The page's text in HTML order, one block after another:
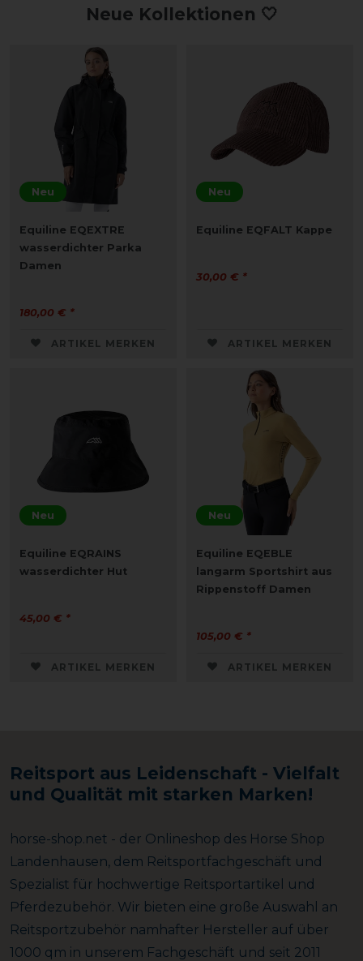
Neue Kollektionen 🤍
Neu
Equiline EQEXTRE
wasserdichter Parka
Damen
180,00 € *
ARTIKEL MERKEN
Neu
Equiline EQFALT Kappe
30,00 € *
ARTIKEL MERKEN
Neu
Equiline EQRAINS
wasserdichter Hut
45,00 € *
ARTIKEL MERKEN
Neu
Equiline EQEBLE
langarm Sportshirt aus
Rippenstoff Damen
105,00 € *
ARTIKEL MERKEN
Reitsport aus Leidenschaft - Vielfalt
und Qualität mit starken Marken!
horse-shop.net - der Onlineshop des Horse Shop
Landenhausen, dem Reitsportfachgeschäft und
Spezialist für hochwertige Reitsportartikel und
Pferdezubehör. Wir bieten eine große Auswahl an
Reitsportzubehör namhafter Hersteller auf über
1000 qm in unserem Fachgeschäft und seit 2011